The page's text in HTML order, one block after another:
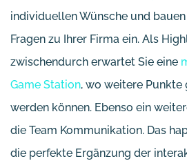
individuellen Wünsche und
Fragen zu Ihrer Firma ein. Als
zwischendurch erwartet Sie eine
Game Station, wo weitere
werden können. Ebenso ein
die Team Kommunikation. Das
die perfekte Ergänzung der